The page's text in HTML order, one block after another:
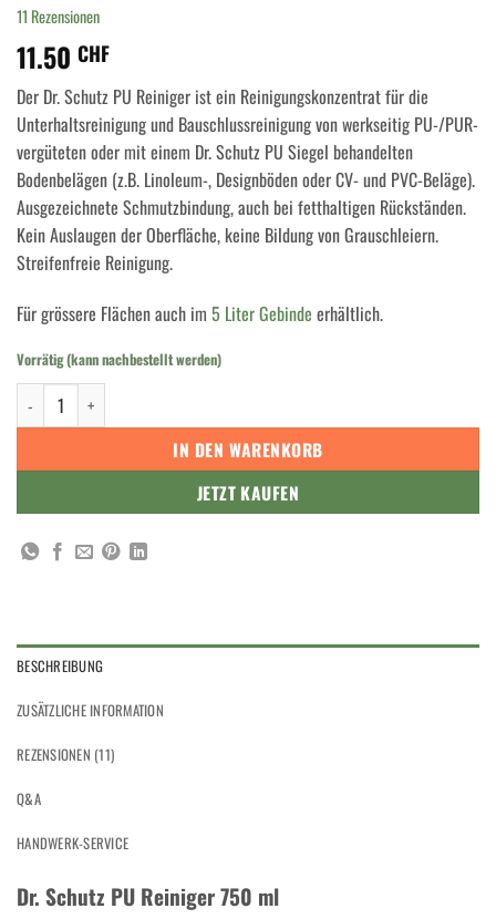
Bewertet
mit4.73
von 5,
basierend
11
Kundenbewertungen
11 Rezensionen
11.50 CHF
Der Dr. Schutz PU Reiniger ist ein Reinigungskonzentrat für die
Unterhaltsreinigung und Bauschlussreinigung von werkseitig PU-/PUR-
vergüteten oder mit einem Dr. Schutz PU Siegel behandelten
Bodenbelägen (z.B. Linoleum-, Designböden oder CV- und PVC-Beläge).
Ausgezeichnete Schmutzbindung, auch bei fetthaltigen Rückständen.
Kein Auslaugen der Oberfläche, keine Bildung von Grauschleiern.
Streifenfreie Reinigung.
Für grössere Flächen auch im 5 Liter Gebinde erhältlich.
Vorrätig (kann nachbestellt werden)
Dr. Schutz PU REINIGER 750 ml Menge
IN DEN WARENKORB
JETZT KAUFEN
BESCHREIBUNG
ZUSÄTZLICHE INFORMATION
REZENSIONEN (11)
Q&A
HANDWERK-SERVICE
Dr. Schutz PU Reiniger 750 ml